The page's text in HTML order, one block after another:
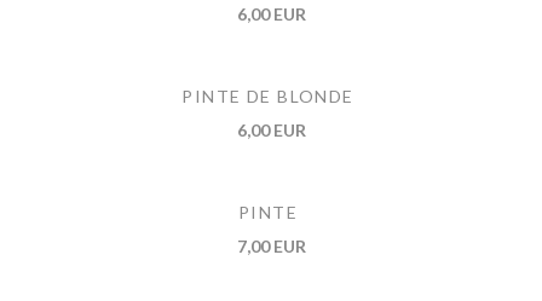
6,00 EUR
PINTE DE BLONDE
6,00 EUR
PINTE
7,00 EUR